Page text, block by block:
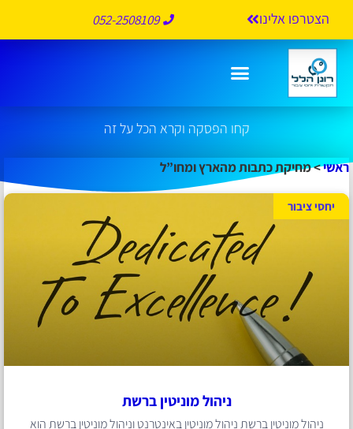
הצטרפו אלינו 052-2508109
מחיקת כתבות מהארץ ומחו”ל
קחו הפסקה וקרא הכל על זה
ראשי>מחיקת כתבות מהארץ ומחו”ל
יחסי ציבור
ניהול מוניטין ברשת
ניהול מוניטין ברשת ניהול מוניטין באינטרנט וניהול מוניטין ברשת הוא